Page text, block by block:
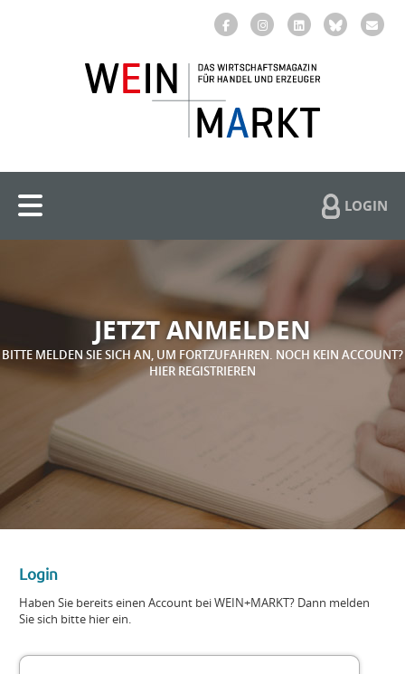
LOGIN
JETZT ANMELDEN
BITTE MELDEN SIE SICH AN, UM FORTZUFAHREN. NOCH KEIN ACCOUNT?
HIER REGISTRIEREN
Login
Haben Sie bereits einen Account bei WEIN+MARKT? Dann melden
Sie sich bitte hier ein.